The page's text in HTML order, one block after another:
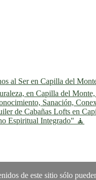
al Ser en Capilla del
en Capilla del
Sanación,
de Cabañas Lofts en
Espiritual Integrado" 🧘
de este sitio sólo